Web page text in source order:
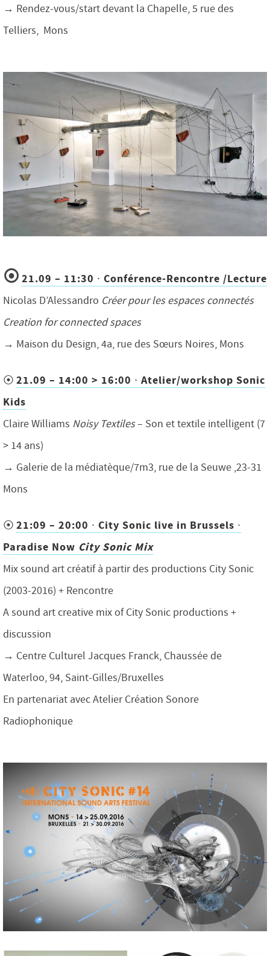
→ Rendez-vous/start devant la Chapelle, 5 rue des
Telliers, Mons
⦿ 21.09 – 11:30 ∙ Conférence-Rencontre /Lecture
Nicolas D’Alessandro Créer pour les espaces connectés
Creation for connected spaces
→ Maison du Design, 4a, rue des Sœurs Noires, Mons
⦿ 21.09 – 14:00 > 16:00 ∙ Atelier/workshop Sonic
Kids
Claire Williams Noisy Textiles– Son et textile intelligent (7
> 14 ans)
→ Galerie de la médiatèque/7m3, rue de la Seuwe ,23-31
Mons
⦿ 21:09 – 20:00 ∙ City Sonic live in Brussels ∙
Paradise Now City Sonic Mix
Mix sound art créatif à partir des productions City Sonic
(2003-2016) + Rencontre
A sound art creative mix of City Sonic productions +
discussion
→ Centre Culturel Jacques Franck, Chaussée de
Waterloo, 94, Saint-Gilles/Bruxelles
En partenariat avec Atelier Création Sonore
Radiophonique